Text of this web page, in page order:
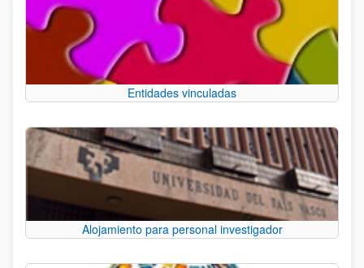
Entidades vinculadas
Alojamiento para personal investigador